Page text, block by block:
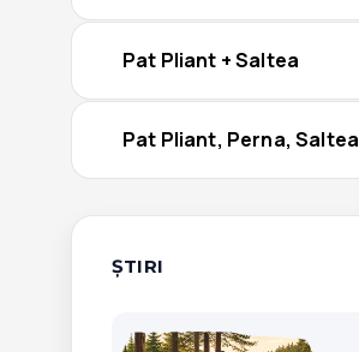
Pat Pliant + Saltea
Pat Pliant, Perna, Saltea
ŞTIRI